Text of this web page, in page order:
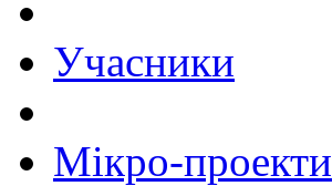
Учасники
Мікро-проекти